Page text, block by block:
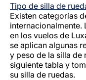
Tipo de silla de
Existen categorías
internacionalmente.
en los vuelos de
se aplican algunas
y peso de la silla de
siguiente tabla y
su silla de ruedas.